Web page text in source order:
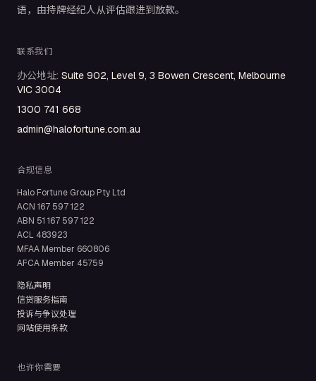
语，由持牌经纪人从评估跟进到放款。
联系我们
办公地址: Suite 902, Level 9, 3 Bowen Crescent, Melbourne
VIC 3004
1300 741 668
admin@halofortune.com.au
合规信息
Halo Fortune Group Pty Ltd
ACN 167 597 122
ABN 51 167 597 122
ACL 483923
MFAA Member 660806
AFCA Member 45759
隐私声明
信贷服务指南
投诉与争议处理
网站使用条款
也许你需要